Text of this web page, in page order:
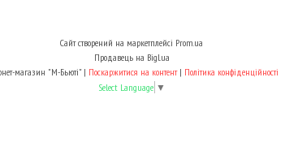
Сайт створений на маркетплейсі Prom.ua
Продавець на Bigl.ua
Інтернет-магазин "М-Бьюті" | Поскаржитися на контент | Політика конфіденційності
Select Language ▼